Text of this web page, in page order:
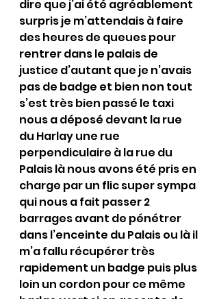
dire que j’ai été agréablement
surpris je m’attendais à faire
des heures de queues pour
rentrer dans le palais de
justice d’autant que je n’avais
pas de badge et bien non tout
s’est très bien passé le taxi
nous a déposé devant la rue
du Harlay une rue
perpendiculaire à la rue du
Palais là nous avons été pris en
charge par un flic super sympa
qui nous a fait passer 2
barrages avant de pénétrer
dans l’enceinte du Palais ou là il
m’a fallu récupérer très
rapidement un badge puis plus
loin un cordon pour ce même